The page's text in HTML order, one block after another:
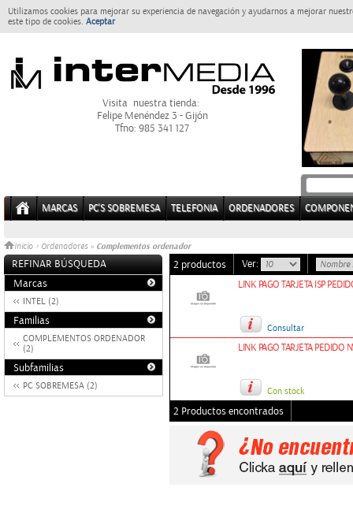
Utilizamos cookies para mejorar su experiencia de navegación y ayudarnos a mejorar
este tipo de cookies. Aceptar
Visita nuestra tienda:
Felipe Menéndez 3 - Gijón
Tfno: 985 341 127
MARCAS PC'S SOBREMESA TELEFONIA ORDENADORES
Inicio > Ordenadores » Complementos ordenador
REFINAR BÚSQUEDA
Marcas
INTEL (2)
Familias
COMPLEMENTOS ORDENADOR
(2)
Subfamilias
PC SOBREMESA (2)
2 productos Ver:
LINK PAGO TARJETA ISP
Consultar
LINK PAGO TARJETA PEDIDO
Con stock
2 Productos encontrados